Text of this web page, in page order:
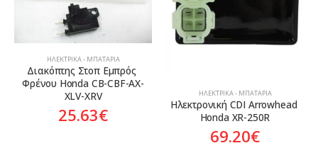
ΗΛΕΚΤΡΙΚΆ - ΜΠΑΤΑΡΊΑ
Διακόπτης Στoπ Εμπρός
Φρένου Honda CB-CBF-AX-
XLV-XRV
25.63€
ΗΛΕΚΤΡΙΚΆ - ΜΠΑΤΑΡΊΑ
Ηλεκτρονική CDI Arrowhead
Honda XR-250R
69.20€